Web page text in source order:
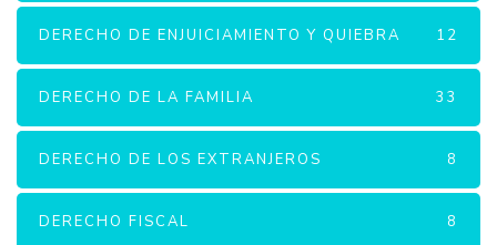
DERECHO DE ENJUICIAMIENTO Y QUIEBRA 12
DERECHO DE LA FAMILIA 33
DERECHO DE LOS EXTRANJEROS 8
DERECHO FISCAL 8